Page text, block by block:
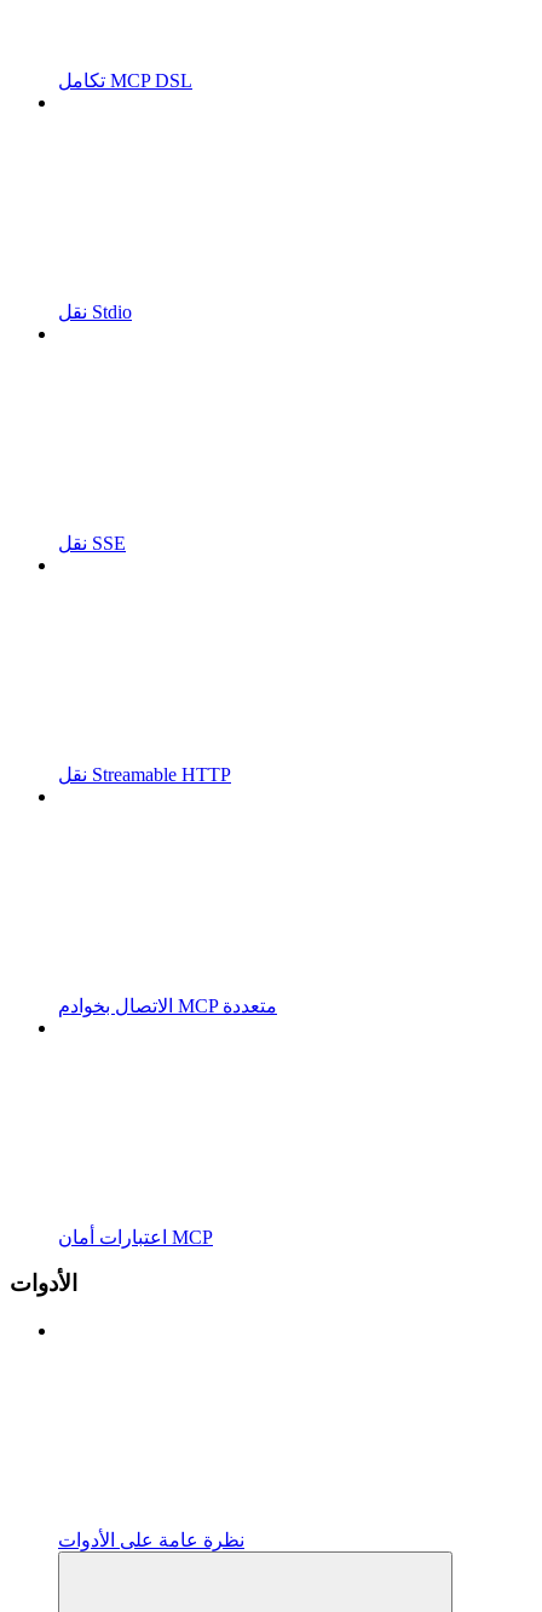
تكامل MCP DSL
نقل Stdio
نقل SSE
نقل Streamable HTTP
الاتصال بخوادم MCP متعددة
اعتبارات أمان MCP
الأدوات
نظرة عامة على الأدوات